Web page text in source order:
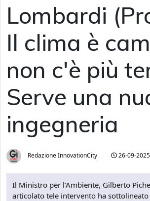
Lombardi
Il clima è
non c'è più
Serve una
ingegneria
Redazione InnovationCity 26-09-2025
Il Ministro per l’Ambiente, Gilberto
articolato tele intervento ha sottolineato